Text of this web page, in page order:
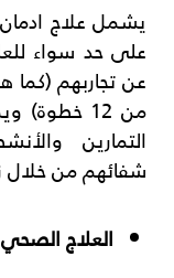
يشمل علاج
على حد سواء
عن تجاربهم (كما
من 12
التمارين
شفائهم من خلال
العلاج الصحي